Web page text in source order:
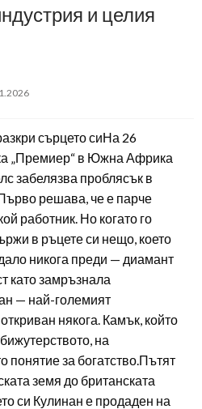
и целия
сърцето сиНа 26
„Премиер“ в Южна Африка
забелязва проблясък в
решава, че е парче
работник. Но когато го
в ръцете си нещо, което
никога преди — диамант
като замръзнала
— най-големият
някога. Камък, който
на
понятие за богатство.Пътят
земя до британската
си Кулинан е продаден на